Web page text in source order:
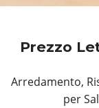
Prezzo
Arredamento,
per